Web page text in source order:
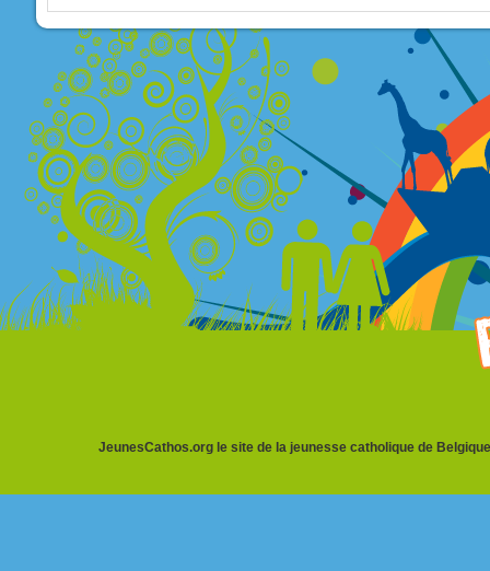
JeunesCathos.org le site de la jeunesse catholique de